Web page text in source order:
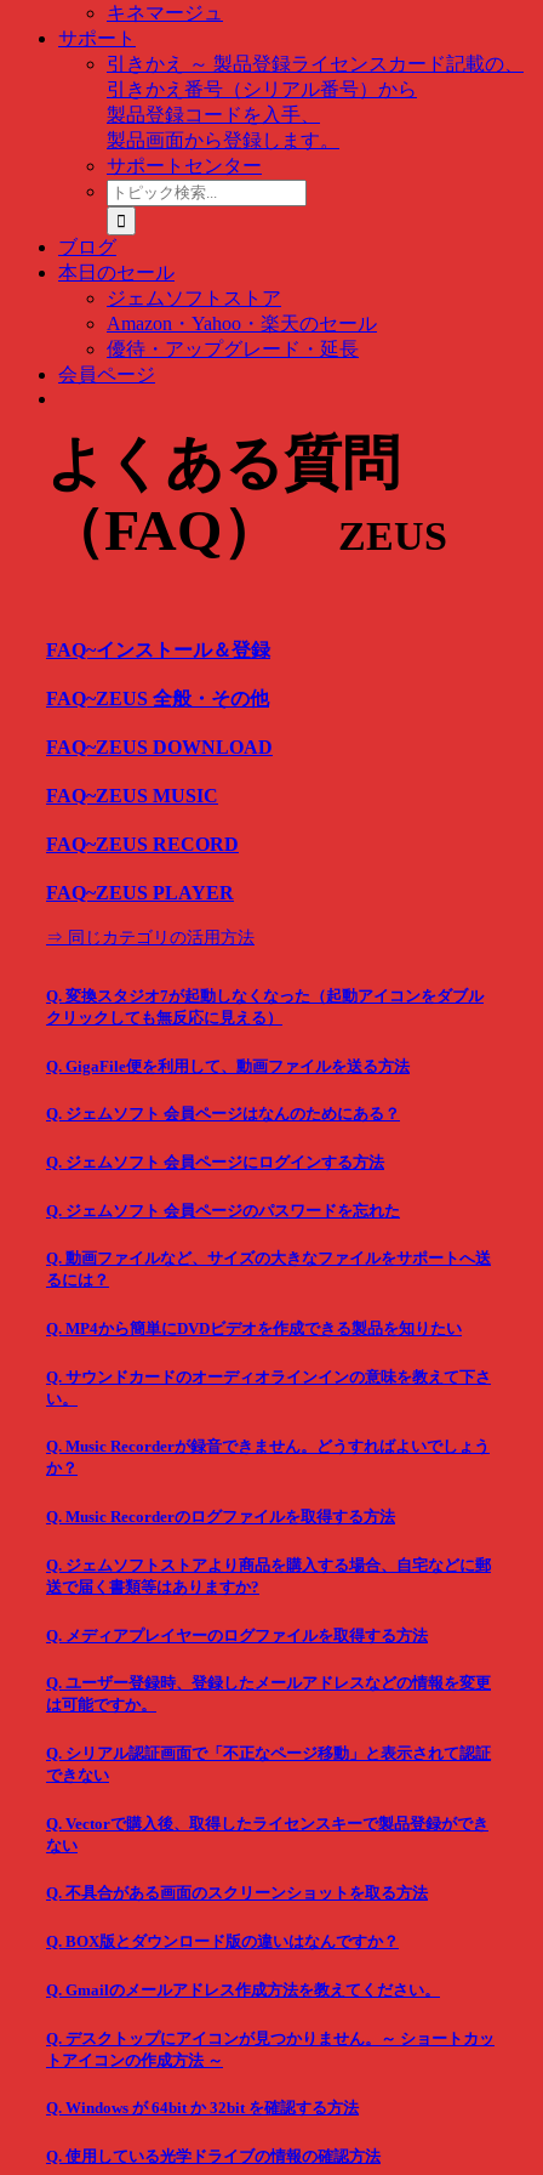
キネマージュ
サポート
引きかえ ～ 製品登録ライセンスカード記載の、
引きかえ番号（シリアル番号）から
製品登録コードを入手、
製品画面から登録します。
サポートセンター
ト
ピ
ッ
ク
検
索
…
ブログ
本日のセール
ジェムソフトストア
Amazon・Yahoo・楽天のセール
優待・アップグレード・延長
会員ページ
よくある質問
（FAQ）
ZEUS
FAQ~インストール＆登録
FAQ~ZEUS 全般・その他
FAQ~ZEUS DOWNLOAD
FAQ~ZEUS MUSIC
FAQ~ZEUS RECORD
FAQ~ZEUS PLAYER
⇒ 同じカテゴリの活用方法
Q. 変換スタジオ7が起動しなくなった（起動アイコンをダブル
クリックしても無反応に見える）
Q. GigaFile便を利用して、動画ファイルを送る方法
Q. ジェムソフト 会員ページはなんのためにある？
Q. ジェムソフト 会員ページにログインする方法
Q. ジェムソフト 会員ページのパスワードを忘れた
Q. 動画ファイルなど、サイズの大きなファイルをサポートへ送
るには？
Q. MP4から簡単にDVDビデオを作成できる製品を知りたい
Q. サウンドカードのオーディオラインインの意味を教えて下さ
い。
Q. Music Recorderが録音できません。どうすればよいでしょう
か？
Q. Music Recorderのログファイルを取得する方法
Q. ジェムソフトストアより商品を購入する場合、自宅などに郵
送で届く書類等はありますか?
Q. メディアプレイヤーのログファイルを取得する方法
Q. ユーザー登録時、登録したメールアドレスなどの情報を変更
は可能ですか。
Q. シリアル認証画面で「不正なページ移動」と表示されて認証
できない
Q. Vectorで購入後、取得したライセンスキーで製品登録ができ
ない
Q. 不具合がある画面のスクリーンショットを取る方法
Q. BOX版とダウンロード版の違いはなんですか？
Q. Gmailのメールアドレス作成方法を教えてください。
Q. デスクトップにアイコンが見つかりません。～ ショートカッ
トアイコンの作成方法 ～
Q. Windows が 64bit か 32bit を確認する方法
Q. 使用している光学ドライブの情報の確認方法